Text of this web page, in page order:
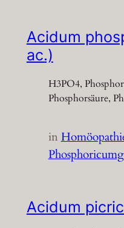
Acidum
ac.)
H3PO4,
Phosphorsäure,
in
Acidum